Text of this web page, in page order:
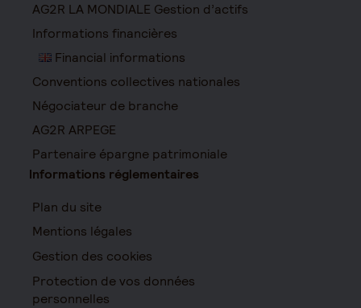
AG2R LA MONDIALE Gestion d’actifs
Informations financières
Financial informations
Conventions collectives nationales
Négociateur de branche
AG2R ARPEGE
Partenaire épargne patrimoniale
Informations réglementaires
Plan du site
Mentions légales
Gestion des cookies
Protection de vos données
personnelles